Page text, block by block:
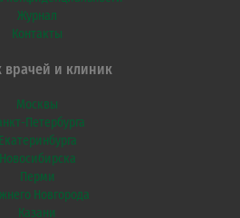
Журнал
Контакты
врачей и клиник
Москвы
Петербурга
Екатеринбурга
Новосибирска
Перми
Новгорода
Казани